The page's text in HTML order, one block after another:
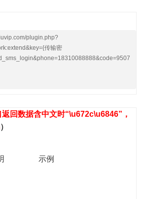
plugin.php?
传输密
回数据含中文时“\u672c\u6846”，
）
示例